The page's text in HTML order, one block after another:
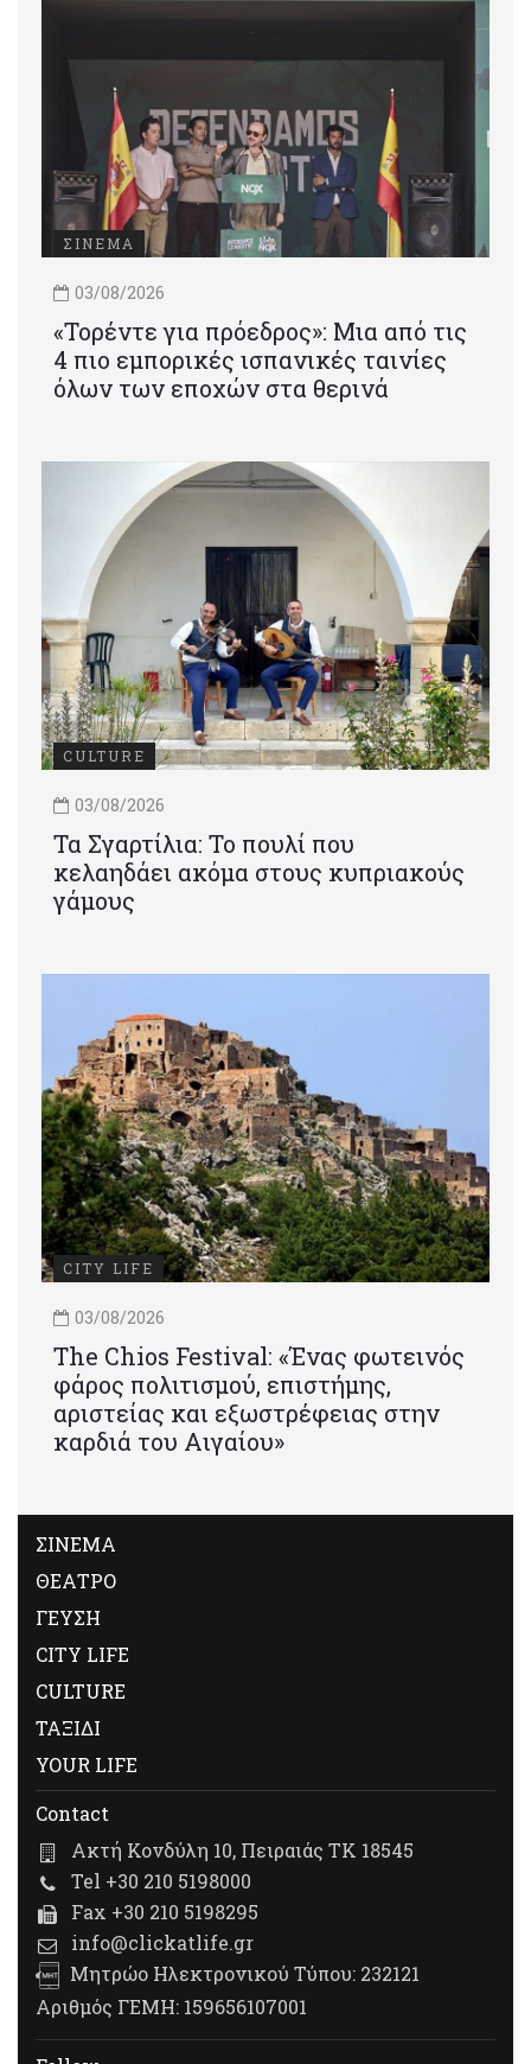
ΣΙΝΕΜΑ
03/08/2026
«Τορέντε για πρόεδρος»: Mια από τις
4 πιο εμπορικές ισπανικές ταινίες
όλων των εποχών στα θερινά
CULTURE
03/08/2026
Τα Σγαρτίλια: Το πουλί που
κελαηδάει ακόμα στους κυπριακούς
γάμους
CITY LIFE
03/08/2026
Τhe Chios Festival: «Ένας φωτεινός
φάρος πολιτισμού, επιστήμης,
αριστείας και εξωστρέφειας στην
καρδιά του Αιγαίου»
ΣΙΝΕΜΑ
ΘΕΑΤΡΟ
ΓΕΥΣΗ
CITY LIFE
CULTURE
ΤΑΞΙΔΙ
YOUR LIFE
Contact
Ακτή Κονδύλη 10, Πειραιάς ΤΚ 18545
Tel +30 210 5198000
Fax +30 210 5198295
info@clickatlife.gr
Μητρώο Ηλεκτρονικού Τύπου: 232121
Αριθμός ΓΕΜΗ: 159656107001